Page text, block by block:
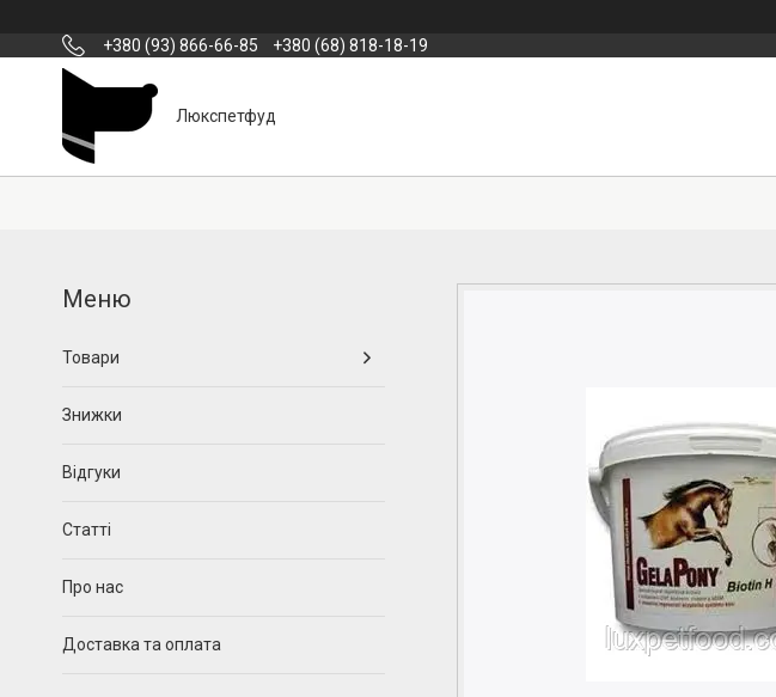
+380 (93) 866-66-85 +380 (68) 818-18-19
Люкспетфуд
Товари
Знижки
Відгуки
Статті
Про нас
Доставка та оплата